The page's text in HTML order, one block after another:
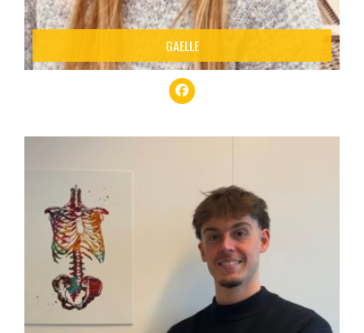
GAELLE
Julien Moreaux